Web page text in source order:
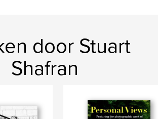
door Stuart
Shafran